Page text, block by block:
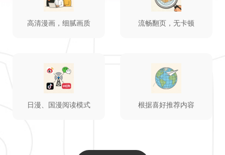
高清漫画，细腻画质 流畅翻页，无卡顿
日漫、国漫阅读模式 根据喜好推荐内容